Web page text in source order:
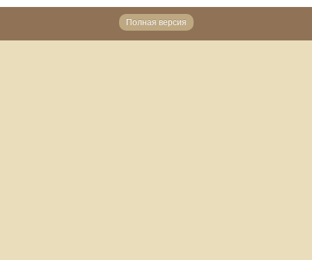
Полная версия